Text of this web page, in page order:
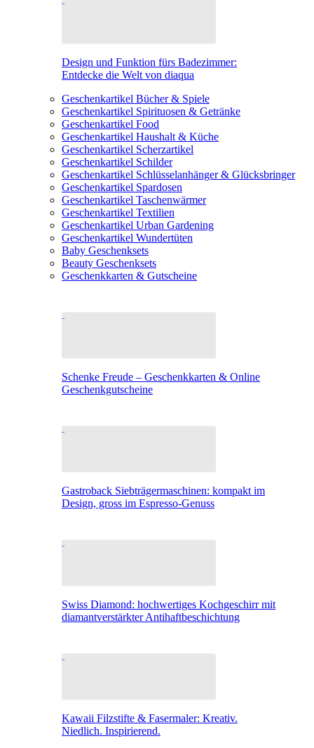
Design und Funktion fürs Badezimmer:
Entdecke die Welt von diaqua
Geschenkartikel Bücher & Spiele
Geschenkartikel Spirituosen & Getränke
Geschenkartikel Food
Geschenkartikel Haushalt & Küche
Geschenkartikel Scherzartikel
Geschenkartikel Schilder
Geschenkartikel Schlüsselanhänger & Glücksbringer
Geschenkartikel Spardosen
Geschenkartikel Taschenwärmer
Geschenkartikel Textilien
Geschenkartikel Urban Gardening
Geschenkartikel Wundertüten
Baby Geschenksets
Beauty Geschenksets
Geschenkkarten & Gutscheine
Schenke Freude – Geschenkkarten & Online
Geschenkgutscheine
Gastroback Siebträgermaschinen: kompakt im
Design, gross im Espresso-Genuss
Swiss Diamond: hochwertiges Kochgeschirr mit
diamantverstärkter Antihaftbeschichtung
Kawaii Filzstifte & Fasermaler: Kreativ.
Niedlich. Inspirierend.